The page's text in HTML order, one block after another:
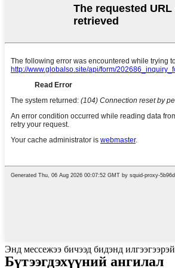
Энд мессежээ бичээд бидэнд илгээгээрэй
Бүтээгдэхүүний ангилал